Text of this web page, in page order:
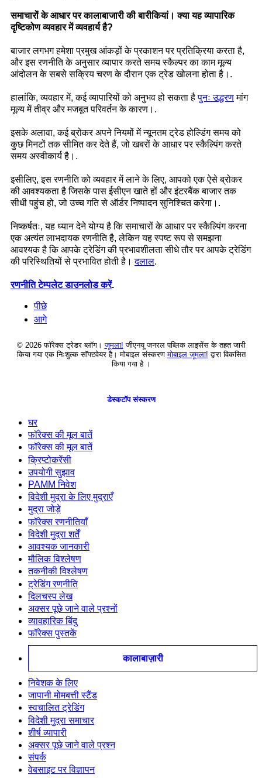
समाचारों के आधार पर कालाबाजारी की बारीकियां। क्या यह व्यापारिक
दृष्टिकोण व्यवहार में व्यवहार्य है?
बाजार लगभग हमेशा प्रमुख आंकड़ों के प्रकाशन पर प्रतिक्रिया करता है,
और इस रणनीति के अनुसार व्यापार करते समय स्कैल्पर का काम मूल्य
आंदोलन के सबसे सक्रिय चरण के दौरान एक ट्रेड खोलना होता है।.
हालांकि, व्यवहार में, कई व्यापारियों को अनुभव हो सकता हैपुनः उद्धरणमांग
मूल्य में तीव्र और मजबूत परिवर्तन के कारण।.
इसके अलावा, कई ब्रोकर अपने नियमों में न्यूनतम ट्रेड होल्डिंग समय को
कुछ मिनटों तक सीमित कर देते हैं, जो खबरों के आधार पर स्कैल्पिंग करते
समय अस्वीकार्य है।.
इसीलिए, इस रणनीति को व्यवहार में लाने के लिए, आपको एक ऐसे ब्रोकर
की आवश्यकता है जिसके पास ईसीएन खाते हों और इंटरबैंक बाजार तक
सीधी पहुंच हो, जो उच्च गति से ऑर्डर निष्पादन सुनिश्चित करेगा।.
निष्कर्षतः, यह ध्यान देने योग्य है कि समाचारों के आधार पर स्कैल्पिंग करना
एक अत्यंत लाभदायक रणनीति है, लेकिन यह स्पष्ट रूप से समझना
आवश्यक है कि आपके ट्रेडिंग की प्रभावशीलता सीधे तौर पर आपके ट्रेडिंग
की परिस्थितियों से प्रभावित होती है।दलाल.
रणनीति टेम्पलेट डाउनलोड करें.
पीछे
आगे
© 2026 फॉरेक्स ट्रेडर ब्लॉग।जूमला! जीएनयू जनरल पब्लिक लाइसेंस के तहत जारी
किया गया एक निःशुल्क सॉफ्टवेयर है। मोबाइल संस्करणमोबाइल जूमला! द्वारा विकसित
किया गया है ।
डेस्कटॉप संस्करण
घर
फॉरेक्स की मूल बातें
फॉरेक्स की मूल बातें
क्रिप्टोकरेंसी
उपयोगी सुझाव
PAMM निवेश
विदेशी मुद्रा के लिए मुद्राएँ
मुद्रा जोड़े
फॉरेक्स रणनीतियाँ
विदेशी मुद्रा शर्तें
आवश्यक जानकारी
मौलिक विश्लेषण
तकनीकी विश्लेषण
ट्रेडिंग रणनीति
दिलचस्प लेख
अक्सर पूछे जाने वाले प्रश्नों
व्यावहारिक बिंदु
फॉरेक्स पुस्तकें
कालाबाज़ारी
निवेशक के लिए
जापानी मोमबत्ती स्टैंड
स्वचालित ट्रेडिंग
विदेशी मुद्रा समाचार
शीर्ष व्यापारी
अक्सर पूछे जाने वाले प्रश्न
संपर्क
वेबसाइट पर विज्ञापन